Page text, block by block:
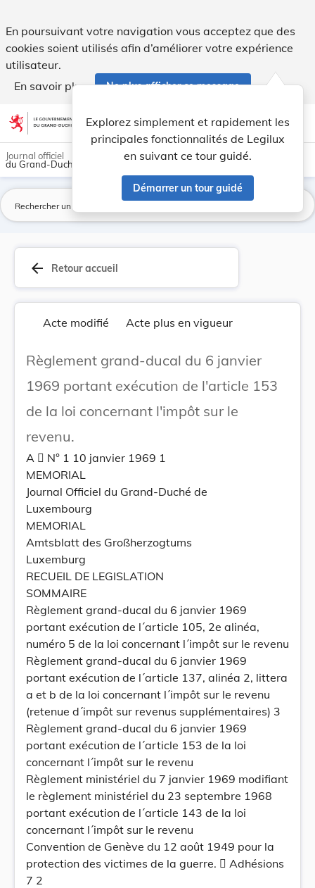
En poursuivant votre navigation vous acceptez que des
cookies soient utilisés afin d’améliorer votre expérience
utilisateur.
En savoir plus
Ne plus afficher ce message
Aller au contenu account_circle help Aide
Explorez simplement et rapidement les
principales fonctionnalités de Legilux
en suivant ce tour guidé.
Démarrer un tour guidé
light_mode dark_mode
Journal officiel
du Grand-Duché de Luxembourg
arrow_back Retour accueil
Acte modifié Acte plus en vigueur
Règlement grand-ducal du 6 janvier
1969 portant exécution de l'article 153
de la loi concernant l'impôt sur le
revenu.
A  N° 1 10 janvier 1969 1
MEMORIAL
Journal Officiel du Grand-Duché de
Luxembourg
MEMORIAL
Amtsblatt des Großherzogtums
Luxemburg
RECUEIL DE LEGISLATION
SOMMAIRE
Règlement grand-ducal du 6 janvier 1969
portant exécution de l´article 105, 2e alinéa,
numéro 5 de la loi concernant l´impôt sur le revenu
Règlement grand-ducal du 6 janvier 1969
portant exécution de l´article 137, alinéa 2, littera
a et b de la loi concernant l´impôt sur le revenu
(retenue d´impôt sur revenus supplémentaires) 3
Règlement grand-ducal du 6 janvier 1969
portant exécution de l´article 153 de la loi
concernant l´impôt sur le revenu
Règlement ministériel du 7 janvier 1969 modifiant
le règlement ministériel du 23 septembre 1968
portant exécution de l´article 143 de la loi
concernant l´impôt sur le revenu
Convention de Genève du 12 août 1949 pour la
protection des victimes de la guerre.  Adhésions
7 2